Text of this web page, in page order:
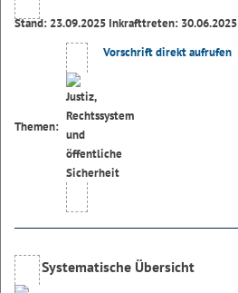
Stand: 23.09.2025 Inkrafttreten: 30.06.2025
Themen:
Vorschrift direkt aufrufen
Systematische Übersicht